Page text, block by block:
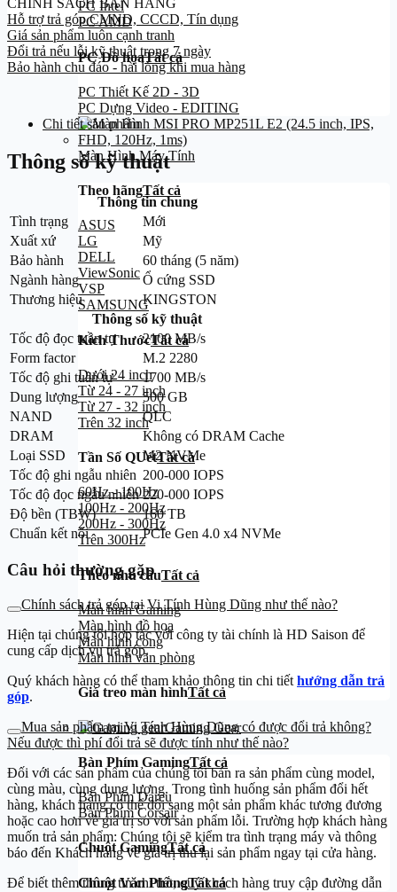
PC Intel
PC AMD
PC Đồ họaTất cả
PC Thiết Kế 2D - 3D
PC Dựng Video - EDITING
Màn Hình Máy Tính
Theo hãngTất cả
ASUS
LG
DELL
ViewSonic
VSP
SAMSUNG
Kích ThướcTất cả
Dưới 24 inch
Từ 24 - 27 inch
Từ 27 - 32 inch
Trên 32 inch
Tần Số QUétTất cả
60Hz - 100Hz
100Hz - 200Hz
200Hz - 300Hz
Trên 300Hz
Theo nhu cầuTất cả
Màn hình Gaming
Màn hình đồ họa
Màn hình cong
Màn hình văn phòng
Giá treo màn hìnhTất cả
Gaming Gear
Bàn Phím GamingTất cả
Bàn Phím Dareu
Bàn Phím Corsair
Chuột GamingTất cả
Chuột Văn PhòngTất cả
Hỗ trợ trả góp CMND, CCCD, Tín dụng
Giá sản phẩm luôn cạnh tranh
Đổi trả nếu lỗi kỹ thuật trong 7 ngày
Bảo hành chu đáo - hài lòng khi mua hàng
Chi tiết sản phẩm
Thông số kỹ thuật
Thông tin chung
Tình trạng
Mới
Xuất xứ
Mỹ
Bảo hành
60 tháng (5 năm)
Ngành hàng
Ổ cứng SSD
Thương hiệu
KINGSTON
Thông số kỹ thuật
Tốc độ đọc tuần tự
2100 MB/s
Form factor
M.2 2280
Tốc độ ghi tuần tự
1700 MB/s
Dung lượng
500 GB
NAND
QLC
DRAM
Không có DRAM Cache
Loại SSD
M2 NVMe
Tốc độ ghi ngẫu nhiên 200-000 IOPS
Tốc độ đọc ngẫu nhiên 220-000 IOPS
Độ bền (TBW)
160 TB
Chuẩn kết nối
PCIe Gen 4.0 x4 NVMe
Câu hỏi thường gặp
Chính sách trả góp tại Vi Tính Hùng Dũng như thế nào?
Hiện tại chúng tôi hợp tác với công ty tài chính là HD Saison để
cung cấp dịch vụ trả góp.
Quý khách hàng có thể tham khảo thông tin chi tiết hướng dẫn trả
góp.
Mua sản phẩm tại Vi Tính Hùng Dũng có được đổi trả không?
Nếu được thì phí đổi trả sẽ được tính như thế nào?
Đối với các sản phẩm của chúng tôi bán ra sản phẩm cùng model,
cùng màu, cùng dung lượng. Trong tình huống sản phẩm đổi hết
hàng, khách hàng có thể đổi sang một sản phẩm khác tương đương
hoặc cao hơn về giá trị so với sản phẩm lỗi. Trường hợp khách hàng
muốn trả sản phẩm: Chúng tôi sẽ kiểm tra tình trạng máy và thông
báo đến Khách hàng về giá trị thu lại sản phẩm ngay tại cửa hàng.
Để biết thêm thông tin chi tiết, quý khách hàng truy cập đường dẫn